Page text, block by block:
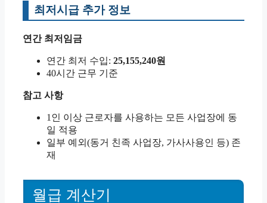
최저시급 추가 정보
연간 최저임금
연간 최저 수입: 25,155,240원
40시간 근무 기준
참고 사항
1인 이상 근로자를 사용하는 모든 사업장에 동
일 적용
일부 예외(동거 친족 사업장, 가사사용인 등) 존
재
월급 계산기